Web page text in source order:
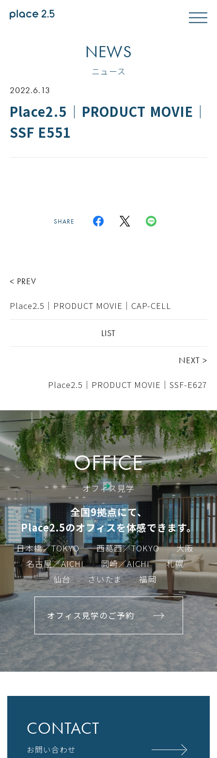
NEWS
ニュース
2022.6.13
Place2.5｜PRODUCT MOVIE｜
SSF E551
SHARE
< PREV
Place2.5｜PRODUCT MOVIE｜CAP-CELL
LIST
NEXT >
Place2.5｜PRODUCT MOVIE｜SSF-E627
OFFICE
オフィス見学
全国9拠点にて、
Place2.5のオフィスを体感できます。
日本橋／TOKYO 西葛西／TOKYO
大阪
名古屋／AICHI
岡崎／AICHI
札幌
仙台
さいたま 福岡
オフィス見学のご予約
CONTACT
お問い合わせ